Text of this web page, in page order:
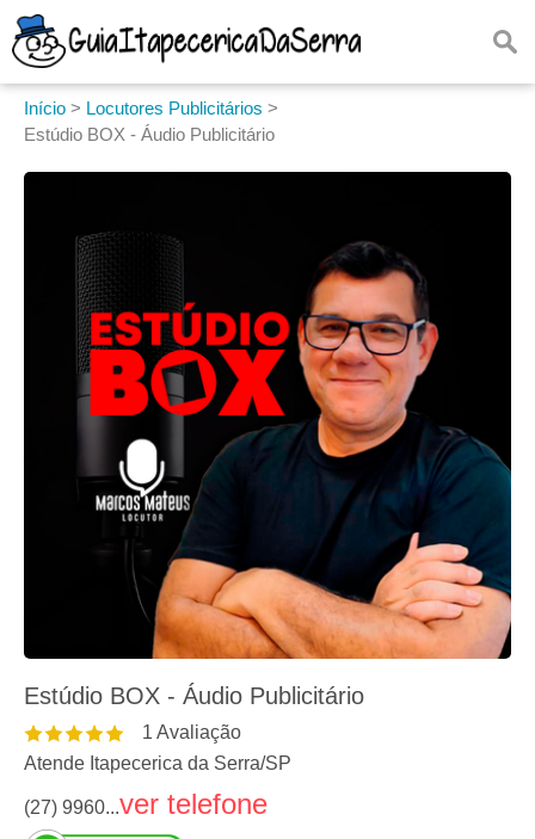
Início > Locutores Publicitários >
Estúdio BOX - Áudio Publicitário
Estúdio BOX - Áudio Publicitário
1 Avaliação
Atende Itapecerica da Serra/SP
(27) 9960...ver telefone